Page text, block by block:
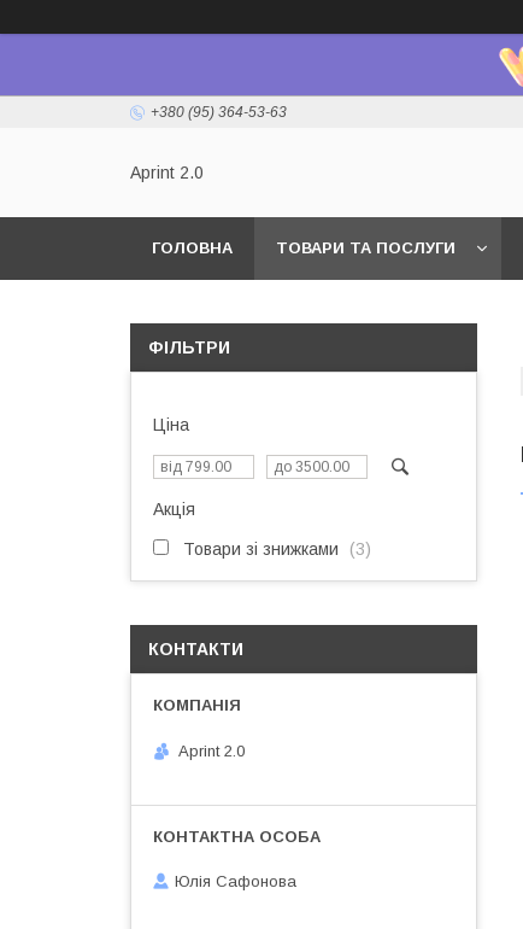
+380 (95) 364-53-63
Aprint 2.0
ГОЛОВНА ТОВАРИ ТА ПОСЛУГИ
ФІЛЬТРИ
Ціна
Акція
Товари зі знижками 3
КОНТАКТИ
Aprint 2.0
Юлія Сафонова